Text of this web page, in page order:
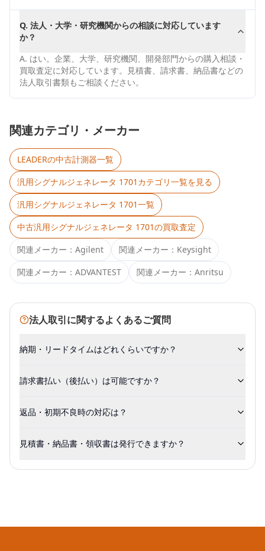
Q. 法人・大学・研究機関からの相談に対応しています
か？
A. はい。企業、大学、研究機関、開発部門からの購入相談・
買取査定に対応しています。見積書、請求書、納品書などの
法人取引書類もご相談ください。
関連カテゴリ・メーカー
LEADERの中古計測器一覧
汎用シグナルジェネレータ 1701 カテゴリ一覧を見る
汎用シグナルジェネレータ 1701一覧
中古汎用シグナルジェネレータ 1701の買取査定
関連メーカー： Agilent 関連メーカー： Keysight
関連メーカー： ADVANTEST 関連メーカー： Anritsu
法人取引に関するよくあるご質問
納期・リードタイムはどれくらいですか？
請求書払い（後払い）は可能ですか？
返品・初期不良時の対応は？
見積書・納品書・領収書は発行できますか？